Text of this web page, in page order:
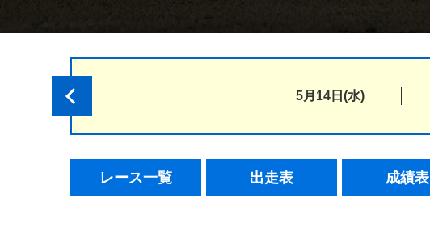
5月14日(水)
レース一覧 出走表 成績表